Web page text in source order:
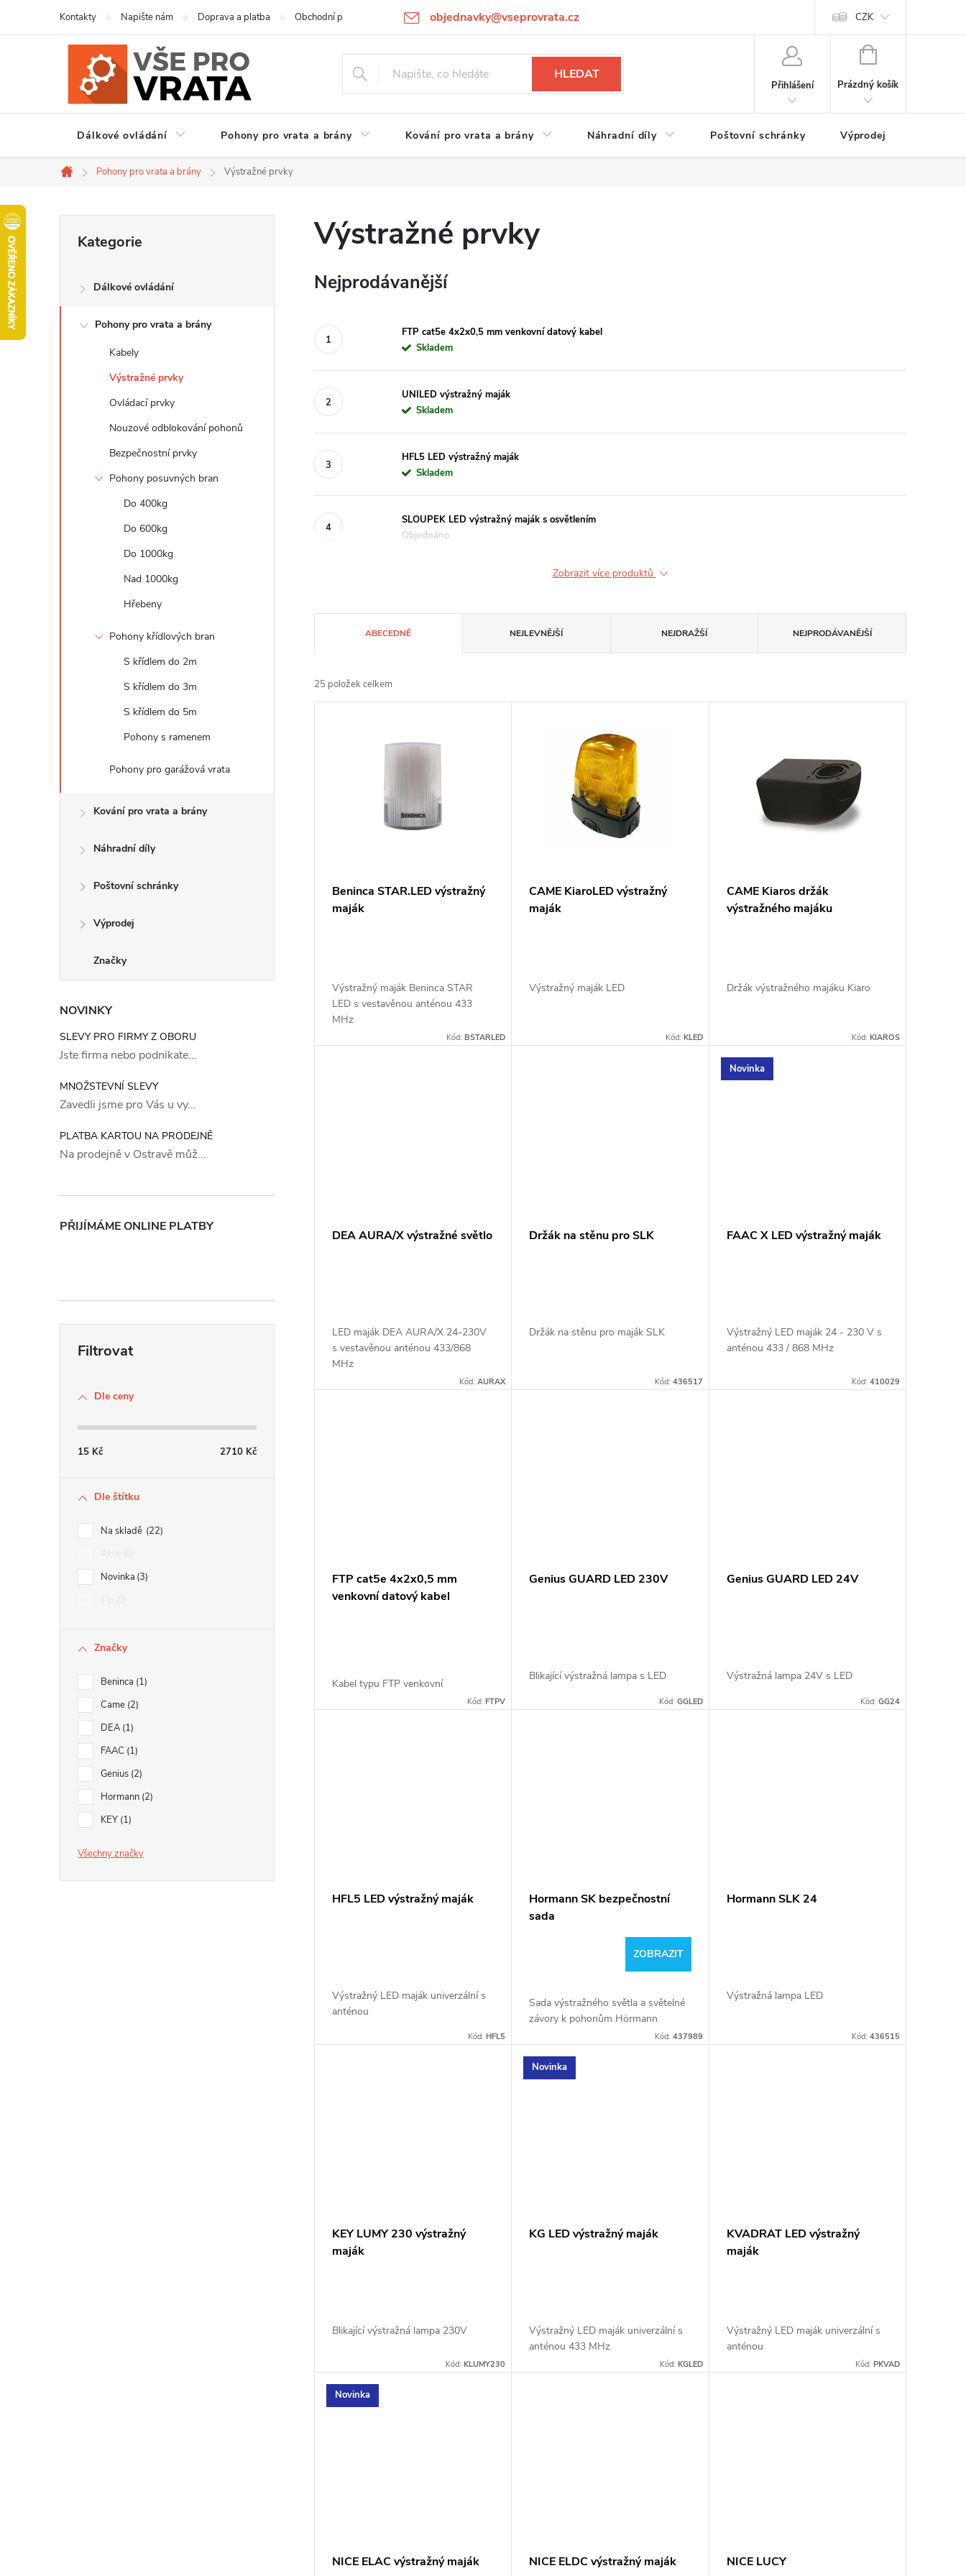
objednavky@vseprovrata.cz
Kontakty Napište nám Doprava a platba Obchodní podmínky Ochrana osobních údajů Novinky CZK
HLEDAT
Přihlášení
NÁKUPNÍ
Prázdný košík
Dálkové ovládání Pohony pro vrata a brány Kování pro vrata a brány Náhradní díly Poštovní schránky Výprodej
Domů
Pohony pro vrata a brány Výstražné prvky
s
kategorie
Kategorie
Dálkové ovládání
Pohony pro vrata a brány
Kabely
Výstražné prvky
Ovládací prvky
Nouzové odblokování pohonů
Bezpečnostní prvky
Pohony posuvných bran
Do 400kg
Do 600kg
Do 1000kg
Nad 1000kg
Hřebeny
Pohony křídlových bran
S křídlem do 2m
S křídlem do 3m
S křídlem do 5m
Pohony s ramenem
Pohony pro garážová vrata
Kování pro vrata a brány
Náhradní díly
Poštovní schránky
Výprodej
Značky
NOVINKY
SLEVY PRO FIRMY Z OBORU
Jste firma nebo podnikate...
MNOŽSTEVNÍ SLEVY
Zavedli jsme pro Vás u vy...
PLATBA KARTOU NA PRODEJNĚ
Na prodejně v Ostravě můž...
PŘIJÍMÁME ONLINE PLATBY
Dle ceny
15 Kč 2710 Kč
Dle štítku
Na skladě 22
Novinka 3
Značky
Beninca 1
Came 2
DEA 1
FAAC 1
Genius 2
Hormann 2
KEY 1
Všechny značky
Výstražné prvky
Nejprodávanější
FTP cat5e 4x2x0,5 mm venkovní datový kabel
Skladem
UNILED výstražný maják
Skladem
HFL5 LED výstražný maják
Skladem
SLOUPEK LED výstražný maják s osvětlením
Objednáno
Zobrazit více produktů
a
z
ABECEDNĚ NEJLEVNĚJŠÍ NEJDRAŽŠÍ NEJPRODÁVANĚJŠÍ
25 položek celkem
u
Beninca STAR.LED výstražný
maják
Výstražný maják Beninca STAR
LED s vestavěnou anténou 433
MHz
Kód:BSTARLED
CAME KiaroLED výstražný
maják
Výstražný maják LED
Kód: KLED
CAME Kiaros držák
výstražného majáku
Držák výstražného majáku Kiaro
Kód: KIAROS
DEA AURA/X výstražné světlo
LED maják DEA AURA/X 24-230V
s vestavěnou anténou 433/868
MHz
Kód:AURAX
Držák na stěnu pro SLK
Držák na stěnu pro maják SLK
Kód: 436517
Novinka
FAAC X LED výstražný maják
Výstražný LED maják 24 - 230 V s
anténou 433 / 868 MHz
Kód: 410029
FTP cat5e 4x2x0,5 mm
venkovní datový kabel
Kabel typu FTP venkovní
Kód:FTPV
Genius GUARD LED 230V
Blikající výstražná lampa s LED
Kód: GGLED
Genius GUARD LED 24V
Výstražná lampa 24V s LED
Kód: GG24
HFL5 LED výstražný maják
Výstražný LED maják univerzální s
anténou
Kód:HFL5
Hormann SK bezpečnostní
sada
ZOBRAZIT
Sada výstražného světla a světelné
závory k pohonům Hörmann
Kód: 437989
Hormann SLK 24
Výstražná lampa LED
Kód: 436515
KEY LUMY 230 výstražný
maják
Blikající výstražná lampa 230V
Kód:KLUMY230
Novinka
KG LED výstražný maják
Výstražný LED maják univerzální s
anténou 433 MHz
Kód: KGLED
KVADRAT LED výstražný
maják
Výstražný LED maják univerzální s
anténou
Kód: PKVAD
Novinka
NICE ELAC výstražný maják NICE ELDC výstražný maják NICE LUCY